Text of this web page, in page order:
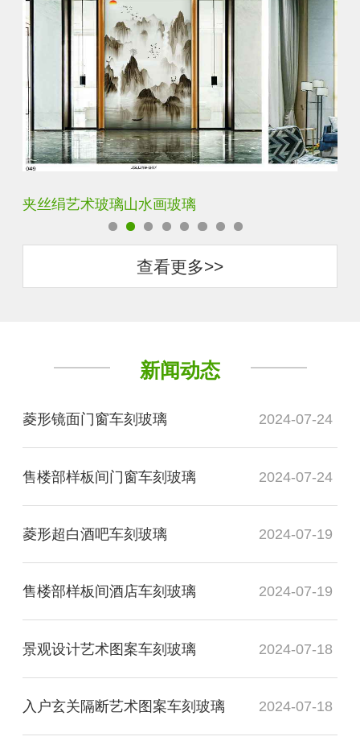
水默意境水墨山水画玻璃
查看更多>>
新闻动态
菱形镜面门窗车刻玻璃 2024-07-24
售楼部样板间门窗车刻玻璃 2024-07-24
菱形超白酒吧车刻玻璃 2024-07-19
售楼部样板间酒店车刻玻璃 2024-07-19
景观设计艺术图案车刻玻璃 2024-07-18
入户玄关隔断艺术图案车刻玻璃 2024-07-18